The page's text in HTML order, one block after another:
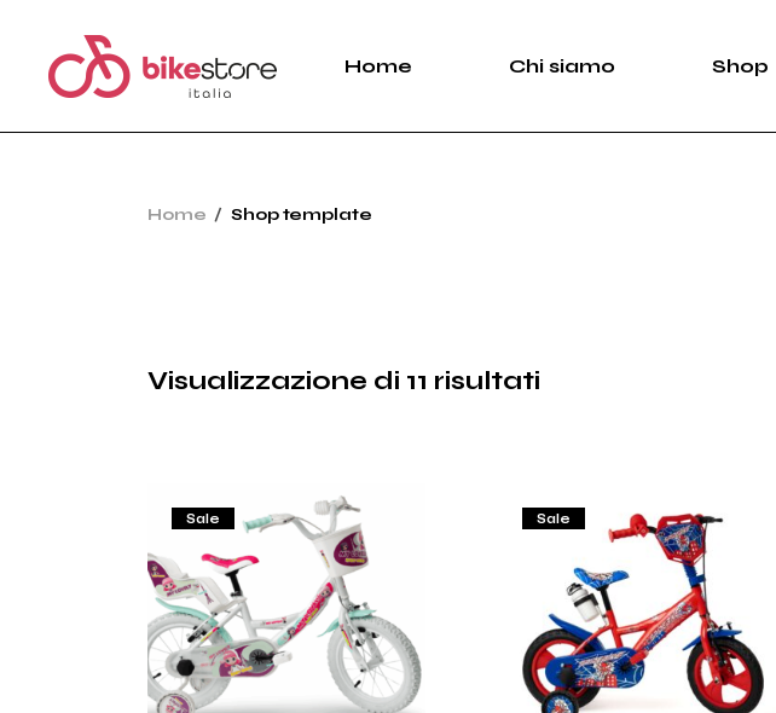
content
Home Chi siamo Shop
Home Shop template
Visualizzazione di 11 risultati
Sale Sale